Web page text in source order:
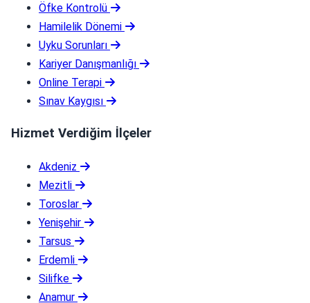
Öfke Kontrolü
Hamilelik Dönemi
Uyku Sorunları
Kariyer Danışmanlığı
Online Terapi
Sınav Kaygısı
Hizmet Verdiğim İlçeler
Akdeniz
Mezitli
Toroslar
Yenişehir
Tarsus
Erdemli
Silifke
Anamur